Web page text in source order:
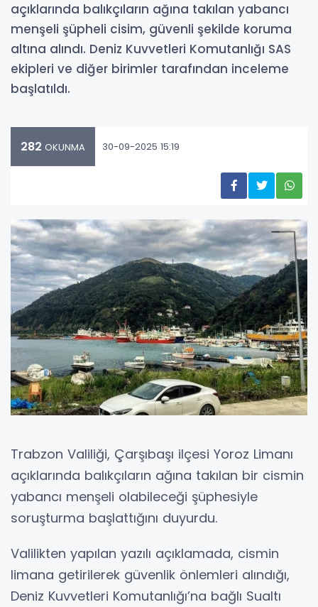
açıklarında balıkçıların ağına takılan yabancı
menşeli şüpheli cisim, güvenli şekilde koruma
altına alındı. Deniz Kuvvetleri Komutanlığı SAS
ekipleri ve diğer birimler tarafından inceleme
başlatıldı.
282 OKUNMA 30-09-2025 15:19
Trabzon Valiliği, Çarşıbaşı ilçesi Yoroz Limanı
açıklarında balıkçıların ağına takılan bir cismin
yabancı menşeli olabileceği şüphesiyle
soruşturma başlattığını duyurdu.
Valilikten yapılan yazılı açıklamada, cismin
limana getirilerek güvenlik önlemleri alındığı,
Deniz Kuvvetleri Komutanlığı’na bağlı Sualtı